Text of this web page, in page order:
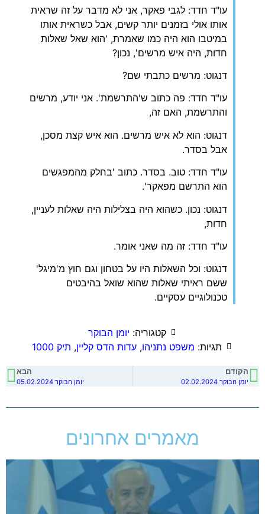
עו"ד חדד: לגבי פאקר, אני לא מדבר על זה שראית
אותו אולי בזמנים יותר קשים, אבל כשראית אותו
במיטבו הוא היה כמו שאמרת, 'הוא שאל שאלות
חדות, היה איש מרשים', נכון?
דנגוט: מרשים כתבתי שם?
עו"ד חדד: פה כתוב ש'התרשמת'. אני יודע, מרשים
והתרשמת, האם זה,
דנגוט: הוא לא איש מרשים. הוא איש קצת מסכן,
אבל בסדר.
עו"ד חדד: טוב. בסדר. כתוב 'בחלק מהמפגשים
הוא התרשם מפאקר'.
דנגוט: נכון. כשהוא היה בצלילות היה שאלות לעניין,
חדות,
עו"ד חדד: זה מה שאני אומר.
דנגוט: וכל השאלות היו על בטחון וגם חוץ מ'מיגל'
ששם ראיתי שאלות שהוא שואל בהיבטים
טכנולוגיים עסקיים.
קטגוריה: יומן הבוקר
תגיות: משפט נתניהו, עדות הדס קליין, תיק 1000
הקודם
יומן הבוקר 02.02.2024
הבא
יומן הבוקר 05.02.2024
מאמרים אחרונים